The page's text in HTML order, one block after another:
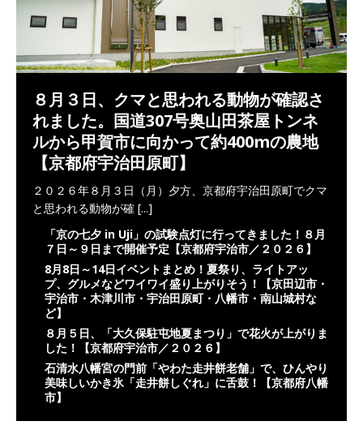
８月３日、クマと思われる動物が確認さ
れました。国道307号奥山田茶屋トンネ
ルから甲賀市に向かって約400mの農地
【京都府宇治田原町】
２０２６年８月３日（月）夕方、京都府宇治田原町でクマ
と思われる動物が確 [...]
「京の七夕 in Uji」の試験点灯に行ってきました！８月
７日～９日まで開催予定【京都府宇治市／２０２６】
8月8日～14日イベントまとめ！夏祭り、ライトアッ
プ、グルメなどワイワイ盛り上がりそう！【京田辺市・
宇治市・木津川市・宇治田原町・八幡市・南山城村な
ど】
８月５日、「大久保駐屯地夏まつり」で花火が上がりま
した！【京都府宇治市／２０２６】
石清水八幡宮の門前「やわた走井餅老舗」で、ひんやり
美味しいかき氷「走井餅しぐれ」に舌鼓！【京都府八幡
市】